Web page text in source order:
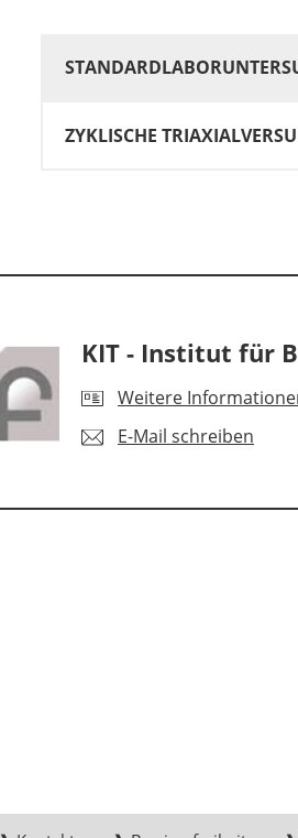
ZYKLISCHE
KIT - Institut für
Weitere
E-Mail schreiben